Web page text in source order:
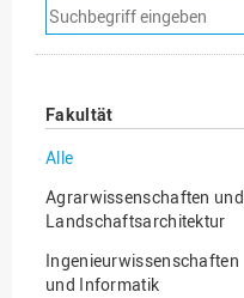
Suchfilter
entfernen
Fakultät
Alle
Agrarwissenschaften und
Landschaftsarchitektur
Ingenieurwissenschaften
und Informatik